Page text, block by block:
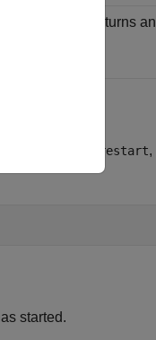
instance returns an
mps-restart,
started.